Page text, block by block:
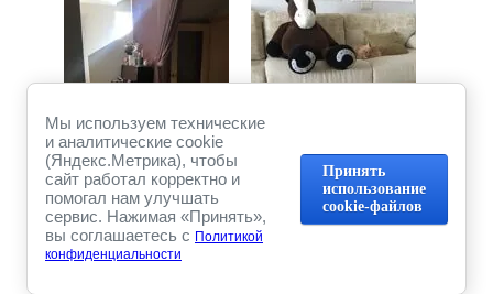
Предыдущее Следующее
Мы используем технические
и аналитические cookie
(Яндекс.Метрика), чтобы
сайт работал корректно и
помогал нам улучшать
сервис. Нажимая «Принять»,
вы соглашаетесь с Политикой
конфиденциальности
Принять
использование
cookie-файлов